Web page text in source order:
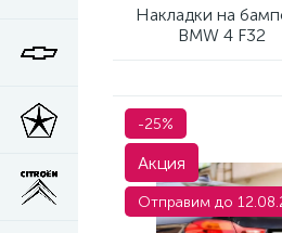
Накладки на
BMW 4 F32
-25%
Акция
Отправим до